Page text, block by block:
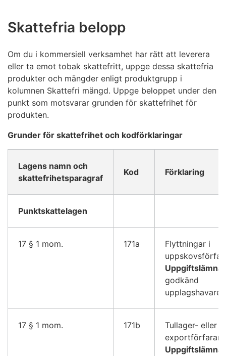
Skattefria belopp
Om du i kommersiell verksamhet har rätt att leverera
eller ta emot tobak skattefritt, uppge dessa skattefria
produkter och mängder enligt produktgrupp i
kolumnen Skattefri mängd. Uppge beloppet under den
punkt som motsvarar grunden för skattefrihet för
produkten.
Grunder för skattefrihet och kodförklaringar
Lagens namn och
skattefrihetsparagraf
Kod Förklaring
Punktskattelagen
17 § 1 mom. 171a
Flyttningar i
godkänd
upplagshavare
17 § 1 mom. 171b
Tullager- eller